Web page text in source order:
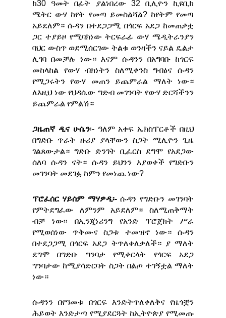
ከ30 ዓመት በፊት ያልነበረው 32 ቢሊዮን ኪዩቢክ
ሜትር ውሃ ከየት የመጣ ይመስልሻል? ከየትም የመጣ
አይደለም። ሱዳን በተደጋጋሚ በጎርፍ አደጋ ከመጠቃቷ
ጋር ተያይዞ የሚባክነው ትርፍራፊ ውሃ ሜዲትራንያን
ባህር ውስጥ ወደሚሰርገው ትልቁ ወንዛችን ናይል ዴልታ
ሊገባ በመቻሉ ነው። እናም ሱዳንን በአግባቡ ከጎርፍ
መከላከል የውሃ ብክነትን ስለሚቀንስ ግብፅና ሱዳን
የሚጋሩትን የውሃ መጠን ይጨምራል ማለት ነው።
ለእዚህ ነው የህዳሴው ግድብ መገንባት የውሃ ድርሻችንን
ይጨምራል የምልሽ።
ጋዜጠኛ ዲና ሁሴን፡- ዓለም አቀፍ ኤክስፐርቶች በዚህ
በግድቡ ጥራት ዙሪያ ያላቸውን ስጋት ሚሊዮን ጊዜ
ገልጸውታል። ግድቡ ድንገት ቢፈርስ ደግሞ የአደጋው
ሰለባ ሱዳን ናት። ሱዳን ይህንን እያወቀች የግድቡን
መገንባት መደገፏ ከምን የመነጨ ነው?
ፕሮፈሰር ሃይሰም ማሃዎዲ፡-ሱዳን የግድቡን መገንባት
የምትደግፈው ለምንም አይደለም። ስለሚጠቅማት
ብቻ ነው፡፡ በኢንጂነሪንግ የአንድ ፕሮጀክት ሥራ
የሚወሰነው ጥቅሙና ስጋቱ ተመዝኖ ነው። ሱዳን
በተደጋጋሚ በጎርፍ አደጋ ትጥለቀለቃለች። ያ ማለት
ደግሞ በግድቡ ግንባታ የሚቀርላት የጎርፍ አደጋ
ግንባታው ከሚያሳድርባት ስጋት በልጦ ተገኝቷል ማለት
ነው።
ሱዳንን በየዓመቱ በጎርፍ እንድትጥለቀለቅና የዜጎቿን
ሕይወት እንድታጣ የሚያደርጓት ከኢትዮጵያ የሚመጡ